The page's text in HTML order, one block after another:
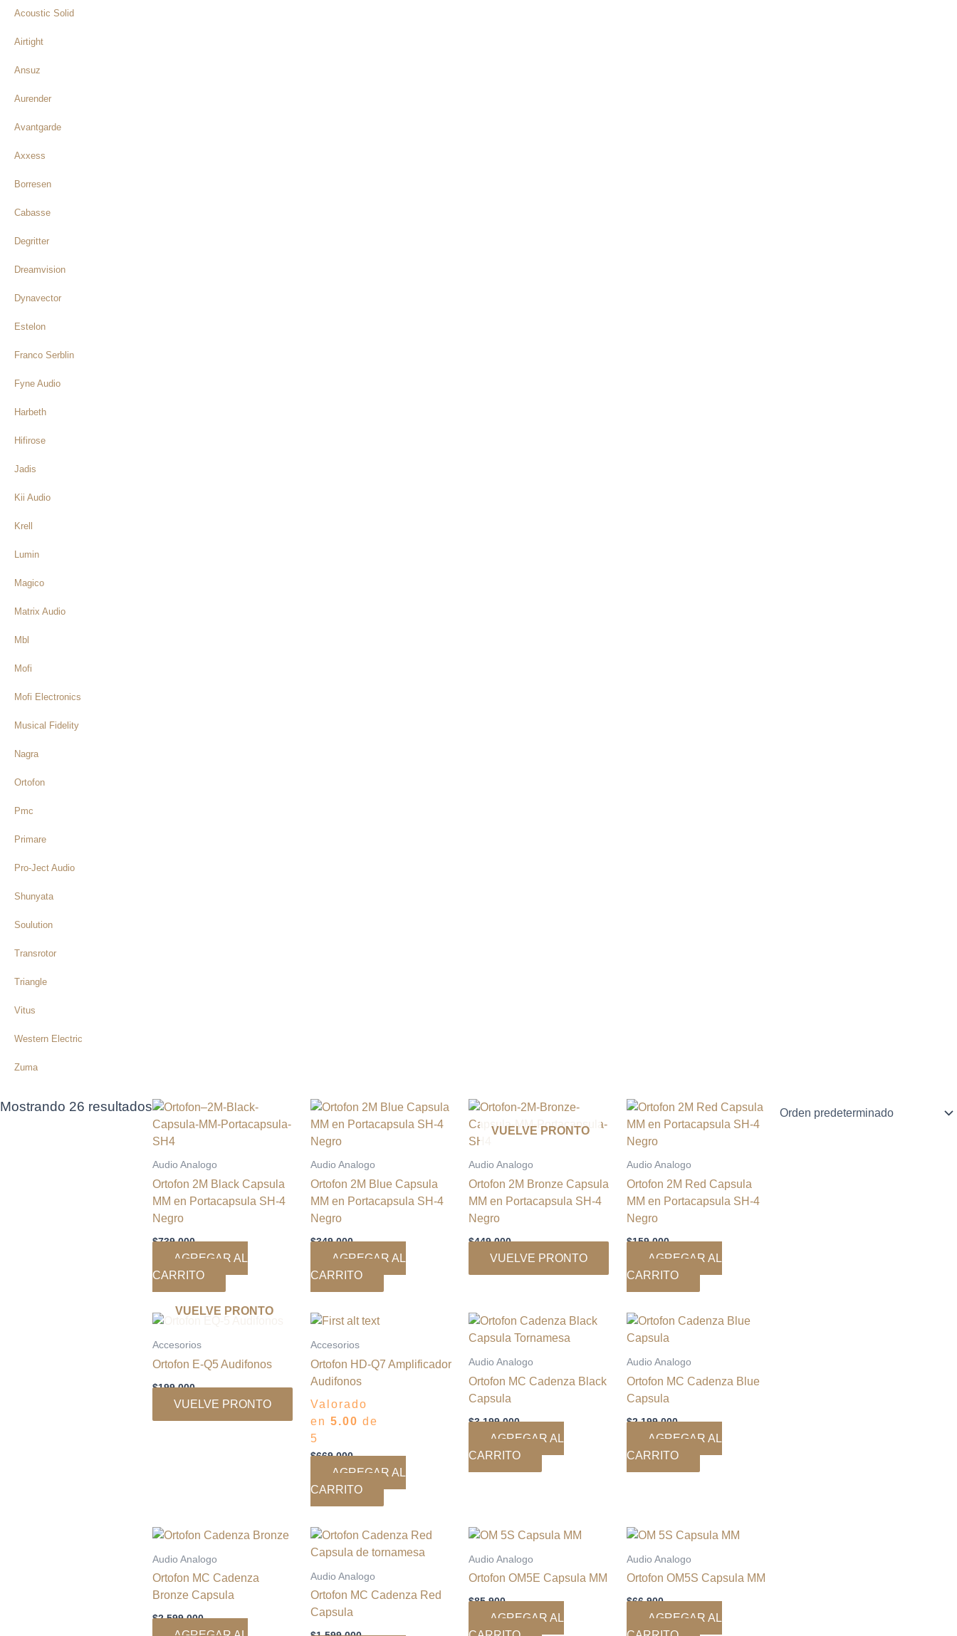
Acoustic Solid
Airtight
Ansuz
Aurender
Avantgarde
Axxess
Borresen
Cabasse
Degritter
Dreamvision
Dynavector
Estelon
Franco Serblin
Fyne Audio
Harbeth
Hifirose
Jadis
Kii Audio
Krell
Lumin
Magico
Matrix Audio
Mbl
Mofi
Mofi Electronics
Musical Fidelity
Nagra
Ortofon
Pmc
Primare
Pro-Ject Audio
Shunyata
Soulution
Transrotor
Triangle
Vitus
Western Electric
Zuma
Mostrando 26 resultados
Audio Analogo
Ortofon 2M Black Capsula
MM en Portacapsula SH-4
Negro
$739.000
AGREGAR AL
CARRITO
Audio Analogo
Ortofon 2M Blue Capsula
MM en Portacapsula SH-4
Negro
$349.000
AGREGAR AL
CARRITO
VUELVE PRONTO
Audio Analogo
Ortofon 2M Bronze Capsula
MM en Portacapsula SH-4
Negro
$449.000
VUELVE PRONTO
Audio Analogo
Ortofon 2M Red Capsula
MM en Portacapsula SH-4
Negro
$159.000
AGREGAR AL
CARRITO
VUELVE PRONTO
Accesorios
Ortofon E-Q5 Audifonos
$199.000
VUELVE PRONTO
Este
múltiples
variantes.
opciones
página
de
producto
Accesorios
Ortofon HD-Q7 Amplificador
Audifonos
Valorado
en5.00 de
5
$669.000
AGREGAR AL
CARRITO
Audio Analogo
Ortofon MC Cadenza Black
Capsula
$3.199.000
AGREGAR AL
CARRITO
Audio Analogo
Ortofon MC Cadenza Blue
Capsula
$2.199.000
AGREGAR AL
CARRITO
Audio Analogo
Ortofon MC Cadenza
Bronze Capsula
$2.599.000
Audio Analogo
Ortofon MC Cadenza Red
Capsula
Audio Analogo
Ortofon OM5E Capsula MM
$85.900
AGREGAR AL
Audio Analogo
Ortofon OM5S Capsula MM
$66.900
AGREGAR AL